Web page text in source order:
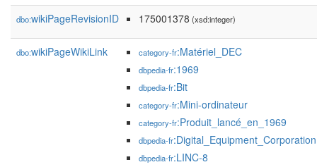
dbo:wikiPageRevisionID 175001378 (xsd:integer)
dbo:wikiPageWikiLink category-fr:Matériel_DEC
dbpedia-fr:1969
dbpedia-fr:Bit
category-fr:Mini-ordinateur
category-fr:Produit_lancé_en_1969
dbpedia-fr:Digital_Equipment_Corporation
dbpedia-fr:LINC-8